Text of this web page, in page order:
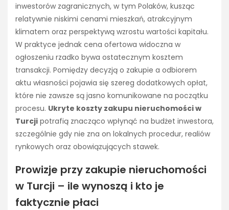
inwestorów zagranicznych, w tym Polaków, kusząc
relatywnie niskimi cenami mieszkań, atrakcyjnym
klimatem oraz perspektywą wzrostu wartości kapitału.
W praktyce jednak cena ofertowa widoczna w
ogłoszeniu rzadko bywa ostatecznym kosztem
transakcji. Pomiędzy decyzją o zakupie a odbiorem
aktu własności pojawia się szereg dodatkowych opłat,
które nie zawsze są jasno komunikowane na początku
procesu. Ukryte koszty zakupu nieruchomości w
Turcji potrafią znacząco wpłynąć na budżet inwestora,
szczególnie gdy nie zna on lokalnych procedur, realiów
rynkowych oraz obowiązujących stawek.
Prowizje przy zakupie nieruchomości
w Turcji – ile wynoszą i kto je
faktycznie płaci